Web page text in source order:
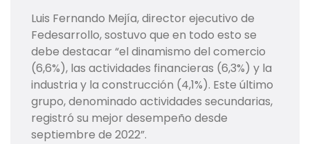
Luis Fernando Mejía, director ejecutivo de
Fedesarrollo, sostuvo que en todo esto se
debe destacar “el dinamismo del comercio
(6,6%), las actividades financieras (6,3%) y la
industria y la construcción (4,1%). Este último
grupo, denominado actividades secundarias,
registró su mejor desempeño desde
septiembre de 2022”.